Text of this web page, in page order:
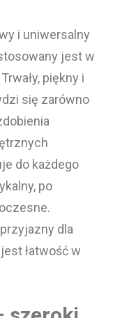
i uniwersalny
jest w
piękny i
się zarówno
do każdego
po
dla
łatwość w